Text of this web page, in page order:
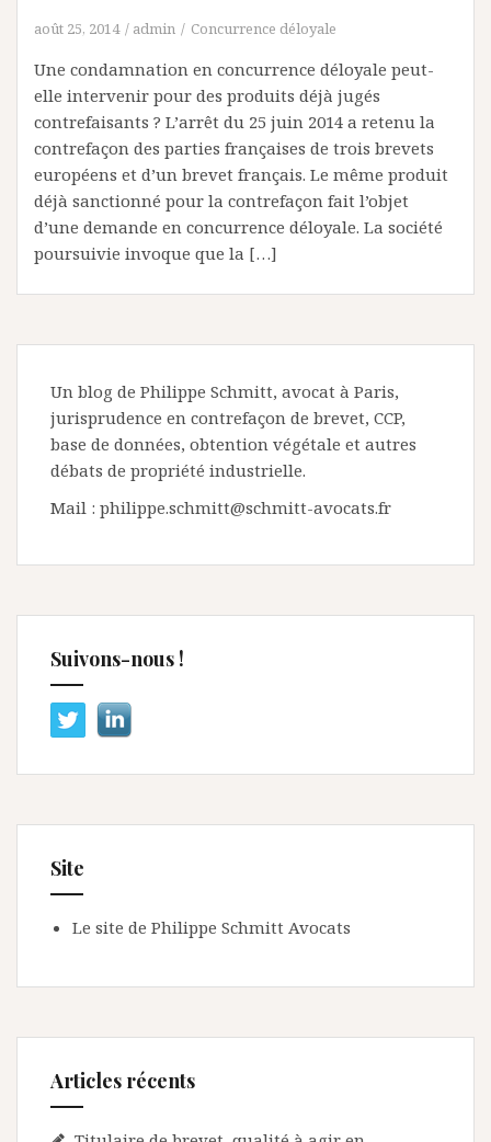
août 25, 2014 admin Concurrence déloyale
Une condamnation en concurrence déloyale peut-
elle intervenir pour des produits déjà jugés
contrefaisants ? L’arrêt du 25 juin 2014 a retenu la
contrefaçon des parties françaises de trois brevets
européens et d’un brevet français. Le même produit
déjà sanctionné pour la contrefaçon fait l’objet
d’une demande en concurrence déloyale. La société
poursuivie invoque que la […]
Un blog de Philippe Schmitt, avocat à Paris,
jurisprudence en contrefaçon de brevet, CCP,
base de données, obtention végétale et autres
débats de propriété industrielle.
Mail : philippe.schmitt@schmitt-avocats.fr
Suivons-nous !
Site
Le site de Philippe Schmitt Avocats
Articles récents